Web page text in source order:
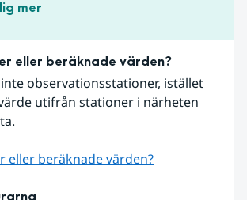
mer
eller beräknade värden?
observationsstationer, istället
utifrån stationer i närheten
eller beräknade värden?